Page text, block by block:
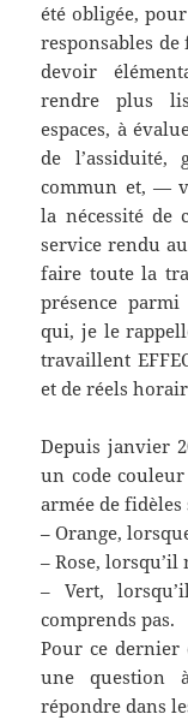
été obligée,
responsables
devoir
rendre plus
espaces, à
de l’assiduité,
commun et, —
la nécessité de
service rendu
faire toute la
présence
qui, je le
travaillent
et de réels
Depuis janvier
un code
armée de fidèles
– Orange,
– Rose, lorsqu’il
– Vert,
comprends pas.
Pour ce dernier
une question
répondre dans